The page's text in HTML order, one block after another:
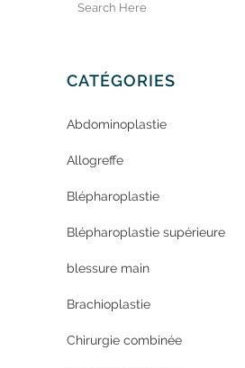
CATÉGORIES
Abdominoplastie
Allogreffe
Blépharoplastie
Blépharoplastie supérieure
blessure main
Brachioplastie
Chirurgie combinée